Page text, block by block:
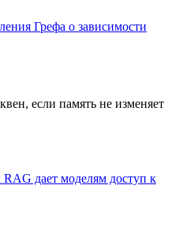
Грефа о зависимости
если память не изменяет
дает моделям доступ к